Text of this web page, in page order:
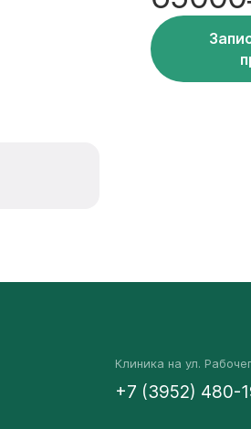
Клиника на ул.
+7 (3952) 480-